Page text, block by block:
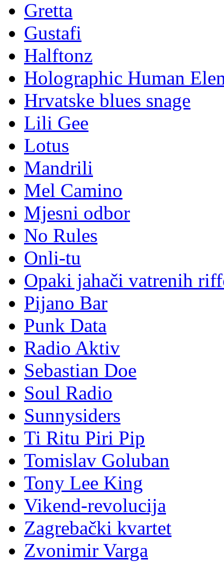
Gretta
Gustafi
Halftonz
Holographic Human
Hrvatske blues snage
Lili Gee
Lotus
Mandrili
Mel Camino
Mjesni odbor
No Rules
Onli-tu
Opaki jahači vatrenih
Pijano Bar
Punk Data
Radio Aktiv
Sebastian Doe
Soul Radio
Sunnysiders
Ti Ritu Piri Pip
Tomislav Goluban
Tony Lee King
Vikend-revolucija
Zagrebački kvartet
Zvonimir Varga